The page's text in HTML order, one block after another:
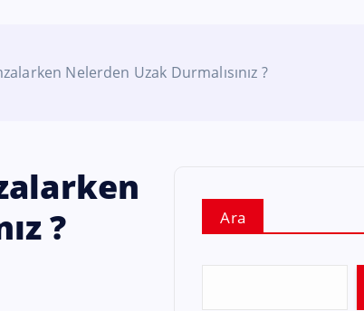
Nelerden Uzak Durmalısınız ?
?
Ara